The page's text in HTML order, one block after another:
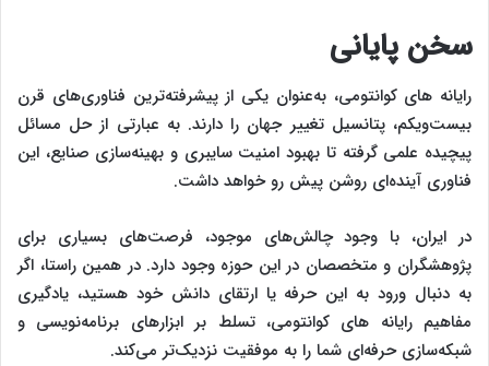
سخن پایانی
رایانه ‌های کوانتومی، به‌عنوان یکی از پیشرفته‌ترین فناوری‌های قرن
بیست‌ویکم، پتانسیل تغییر جهان را دارند. به عبارتی از حل مسائل
پیچیده علمی گرفته تا بهبود امنیت سایبری و بهینه‌سازی صنایع، این
فناوری آینده‌ای روشن پیش رو خواهد داشت.
در ایران، با وجود چالش‌های موجود، فرصت‌های بسیاری برای
پژوهشگران و متخصصان در این حوزه وجود دارد. در همین راستا، اگر
به دنبال ورود به این حرفه یا ارتقای دانش خود هستید، یادگیری
مفاهیم رایانه ‌های کوانتومی، تسلط بر ابزارهای برنامه‌نویسی و
شبکه‌سازی حرفه‌ای شما را به موفقیت نزدیک‌تر می‌کند.